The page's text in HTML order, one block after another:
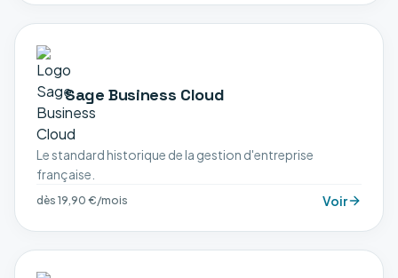
Sage Business Cloud
Le standard historique de la gestion d'entreprise
française.
dès 19,90 €/mois Voir